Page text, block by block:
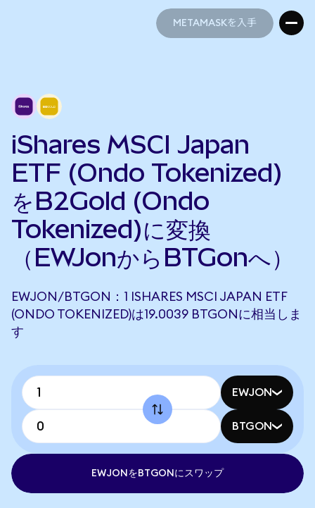
METAMASKを入手
iShares MSCI Japan
ETF (Ondo Tokenized)
をB2Gold (Ondo
Tokenized)に変換
（EWJonからBTGonへ）
EWJON/BTGON：1 ISHARES MSCI JAPAN ETF
(ONDO TOKENIZED)は19.0039 BTGONに相当しま
す
EWJON
BTGON
EWJONをBTGONにスワップ